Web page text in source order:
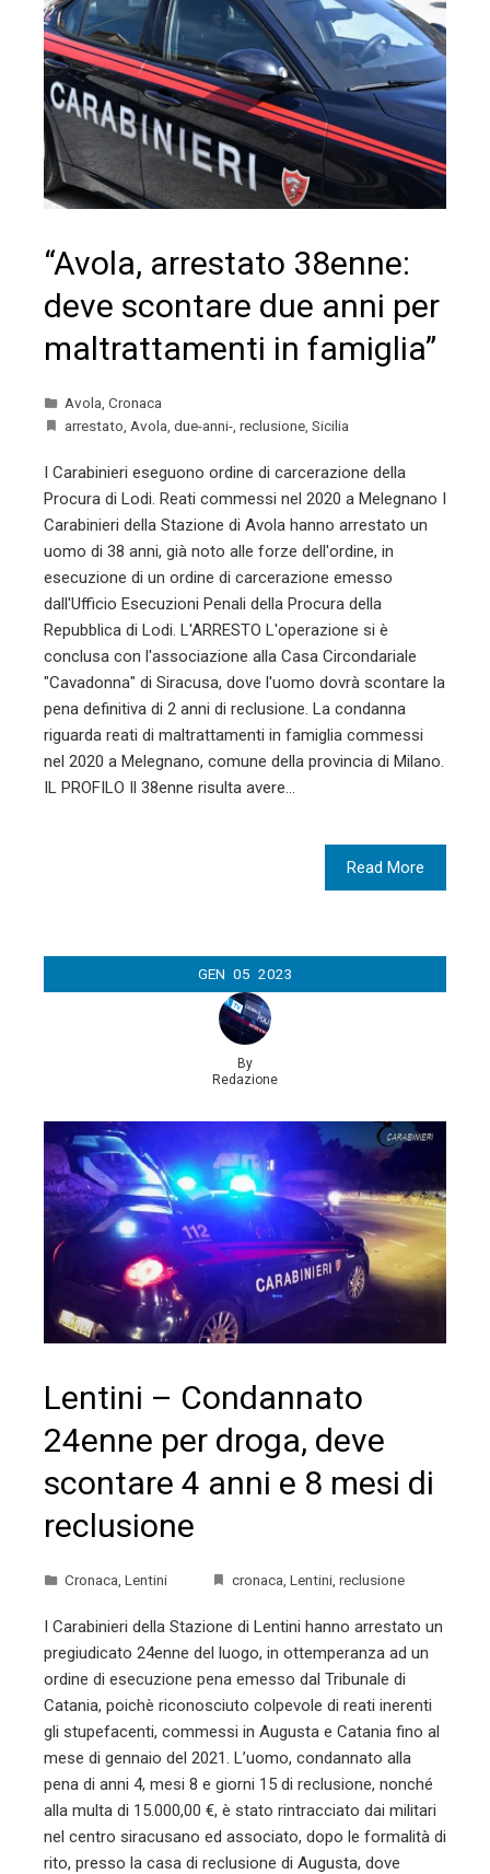
“Avola, arrestato 38enne:
deve scontare due anni per
maltrattamenti in famiglia”
Avola, Cronaca
arrestato, Avola, due-anni-, reclusione, Sicilia
I Carabinieri eseguono ordine di carcerazione della
Procura di Lodi. Reati commessi nel 2020 a Melegnano I
Carabinieri della Stazione di Avola hanno arrestato un
uomo di 38 anni, già noto alle forze dell'ordine, in
esecuzione di un ordine di carcerazione emesso
dall'Ufficio Esecuzioni Penali della Procura della
Repubblica di Lodi. L'ARRESTO L'operazione si è
conclusa con l'associazione alla Casa Circondariale
"Cavadonna" di Siracusa, dove l'uomo dovrà scontare la
pena definitiva di 2 anni di reclusione. La condanna
riguarda reati di maltrattamenti in famiglia commessi
nel 2020 a Melegnano, comune della provincia di Milano.
IL PROFILO Il 38enne risulta avere…
Read More
GEN 05 2023
By
Redazione
Lentini – Condannato
24enne per droga, deve
scontare 4 anni e 8 mesi di
reclusione
Cronaca Lentini cronaca Lentini reclusione
I Carabinieri della Stazione di Lentini hanno arrestato un
pregiudicato 24enne del luogo, in ottemperanza ad un
ordine di esecuzione pena emesso dal Tribunale di
Catania, poichè riconosciuto colpevole di reati inerenti
gli stupefacenti, commessi in Augusta e Catania fino al
mese di gennaio del 2021. L’uomo, condannato alla
pena di anni 4, mesi 8 e giorni 15 di reclusione, nonché
alla multa di 15.000,00 €, è stato rintracciato dai militari
nel centro siracusano ed associato, dopo le formalità di
rito, presso la casa di reclusione di Augusta, dove